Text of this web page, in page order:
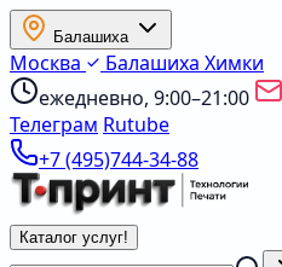
Балашиха
Москва Балашиха Химки
ежедневно, 9:00–21:00
Телеграм Rutube
+7 (495)744-34-88
Каталог услуг!